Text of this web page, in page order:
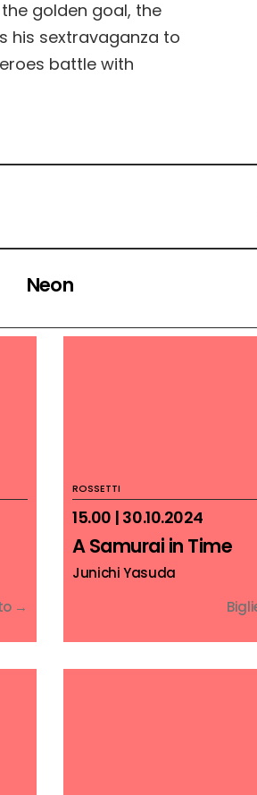
golden goal, the
his sextravaganza to
battle with
Neon
→
ROSSETTI
15.00 | 30.10.2024
A Samurai in Time
Junichi Yasuda